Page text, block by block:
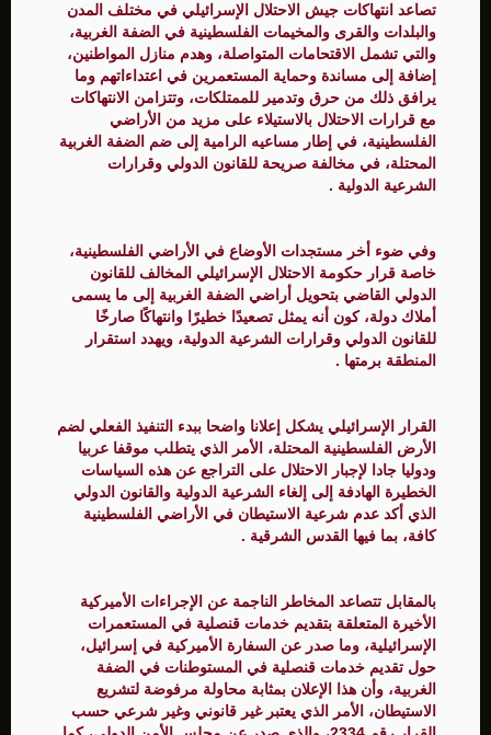
تصاعد انتهاكات جيش الاحتلال الإسرائيلي في مختلف المدن
والبلدات والقرى والمخيمات الفلسطينية في الضفة الغربية،
والتي تشمل الاقتحامات المتواصلة، وهدم منازل المواطنين،
إضافة إلى مساندة وحماية المستعمرين في اعتداءاتهم وما
يرافق ذلك من حرق وتدمير للممتلكات، وتتزامن الانتهاكات
مع قرارات الاحتلال بالاستيلاء على مزيد من الأراضي
الفلسطينية، في إطار مساعيه الرامية إلى ضم الضفة الغربية
المحتلة، في مخالفة صريحة للقانون الدولي وقرارات
الشرعية الدولية .
وفي ضوء أخر مستجدات الأوضاع في الأراضي الفلسطينية،
خاصة قرار حكومة الاحتلال الإسرائيلي المخالف للقانون
الدولي القاضي بتحويل أراضي الضفة الغربية إلى ما يسمى
أملاك دولة، كون أنه يمثل تصعيدًا خطيرًا وانتهاكًا صارخًا
للقانون الدولي وقرارات الشرعية الدولية، ويهدد استقرار
المنطقة برمتها .
القرار الإسرائيلي يشكل إعلانا واضحا ببدء التنفيذ الفعلي لضم
الأرض الفلسطينية المحتلة، الأمر الذي يتطلب موقفا عربيا
ودوليا جادا لإجبار الاحتلال على التراجع عن هذه السياسات
الخطيرة الهادفة إلى إلغاء الشرعية الدولية والقانون الدولي
الذي أكد عدم شرعية الاستيطان في الأراضي الفلسطينية
كافة، بما فيها القدس الشرقية .
بالمقابل تتصاعد المخاطر الناجمة عن الإجراءات الأميركية
الأخيرة المتعلقة بتقديم خدمات قنصلية في المستعمرات
الإسرائيلية، وما صدر عن السفارة الأميركية في إسرائيل،
حول تقديم خدمات قنصلية في المستوطنات في الضفة
الغربية، وأن هذا الإعلان بمثابة محاولة مرفوضة لتشريع
الاستيطان، الأمر الذي يعتبر غير قانوني وغير شرعي حسب